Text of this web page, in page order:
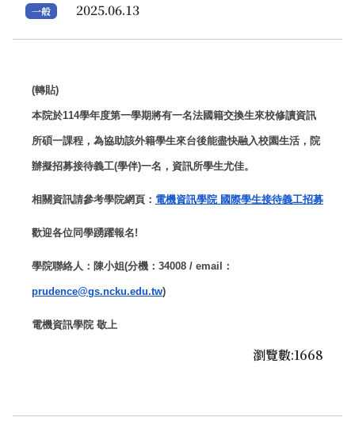
一般 2025.06.13
(轉貼)
本院於114學年度第一學期將有一名法國籍交換生來校修讀資訊
所碩一課程，為協助該外籍學生來台後能盡快融入校園生活， 院
辦擬招募接待義工(學伴)一名，資訊所學生尤佳。
相關資訊請參考學院網頁： 電機資訊學院 國際學生接待義工招募
歡迎各位同學踴躍報名!
學院聯絡人：陳小姐(分機： 34008 / email ：
prudence@gs.ncku.edu.tw)
電機資訊學院 敬上
瀏覽數:1668